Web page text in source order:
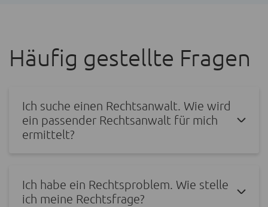
Häufig gestellte Fragen
Ich suche einen Rechtsanwalt. Wie wird
ein passender Rechtsanwalt für mich
ermittelt?
Ich habe ein Rechtsproblem. Wie stelle
ich meine Rechtsfrage?